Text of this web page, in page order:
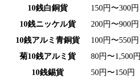
10銭白銅貨
150円〜300円
10銭ニッケル貨
200円〜900円
10銭アルミ青銅貨
100円〜550円
菊10銭アルミ貨
80円〜1,500円
10銭錫貨
50円〜150円